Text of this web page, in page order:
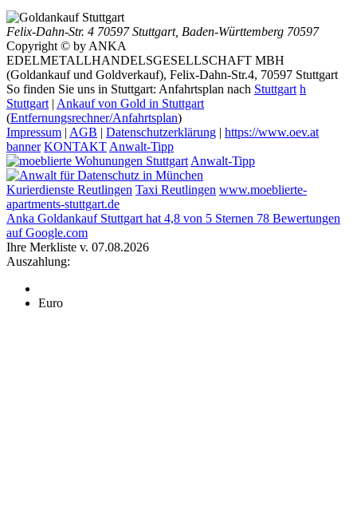
Felix-Dahn-Str. 4 70597 Stuttgart, Baden-Württemberg 70597
Copyright © by ANKA
EDELMETALLHANDELSGESELLSCHAFT MBH
(Goldankauf und Goldverkauf), Felix-Dahn-Str.4, 70597 Stuttgart
So finden Sie uns in Stuttgart: Anfahrtsplan nach Stuttgart h
Stuttgart | Ankauf von Gold in Stuttgart
(Entfernungsrechner/Anfahrtsplan)
Impressum | AGB | Datenschutzerklärung | https://www.oev.at
banner KONTAKT Anwalt-Tipp
Anwalt-Tipp
Kurierdienste Reutlingen Taxi Reutlingen www.moeblierte-
apartments-stuttgart.de
Anka Goldankauf Stuttgart hat 4,8 von 5 Sternen 78 Bewertungen
auf Google.com
Ihre Merkliste v. 07.08.2026
Auszahlung:
Euro